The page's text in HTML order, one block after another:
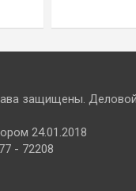
защищены.
24.01.2018
- 72208